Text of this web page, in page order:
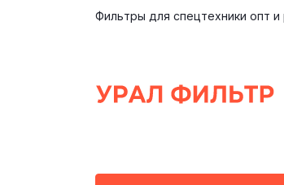
Фильтры для спецтехники опт и